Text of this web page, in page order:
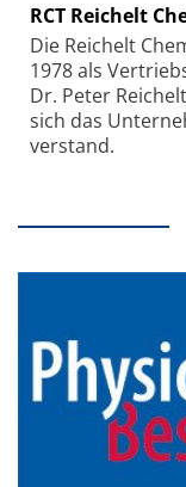
RCT Reichelt
Die Reichelt
1978 als
Dr. Peter
sich das
verstand.